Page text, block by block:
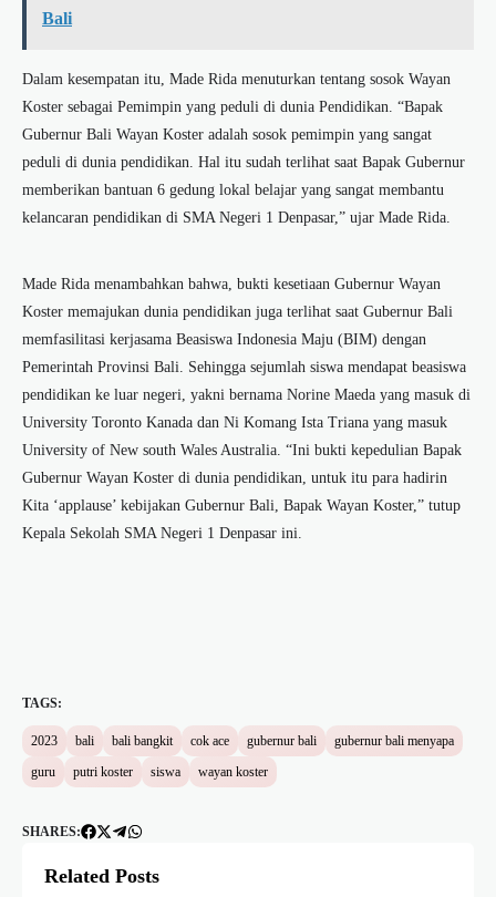
Bali
Dalam kesempatan itu, Made Rida menuturkan tentang sosok Wayan
Koster sebagai Pemimpin yang peduli di dunia Pendidikan. “Bapak
Gubernur Bali Wayan Koster adalah sosok pemimpin yang sangat
peduli di dunia pendidikan. Hal itu sudah terlihat saat Bapak Gubernur
memberikan bantuan 6 gedung lokal belajar yang sangat membantu
kelancaran pendidikan di SMA Negeri 1 Denpasar,” ujar Made Rida.
Made Rida menambahkan bahwa, bukti kesetiaan Gubernur Wayan
Koster memajukan dunia pendidikan juga terlihat saat Gubernur Bali
memfasilitasi kerjasama Beasiswa Indonesia Maju (BIM) dengan
Pemerintah Provinsi Bali. Sehingga sejumlah siswa mendapat beasiswa
pendidikan ke luar negeri, yakni bernama Norine Maeda yang masuk di
University Toronto Kanada dan Ni Komang Ista Triana yang masuk
University of New south Wales Australia. “Ini bukti kepedulian Bapak
Gubernur Wayan Koster di dunia pendidikan, untuk itu para hadirin
Kita ‘applause’ kebijakan Gubernur Bali, Bapak Wayan Koster,” tutup
Kepala Sekolah SMA Negeri 1 Denpasar ini.
TAGS:
2023 bali bali bangkit cok ace gubernur bali
gubernur bali menyapa
guru
putri koster siswa wayan koster
SHARES:
Related Posts